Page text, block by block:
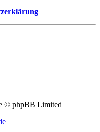
© phpBB Limited